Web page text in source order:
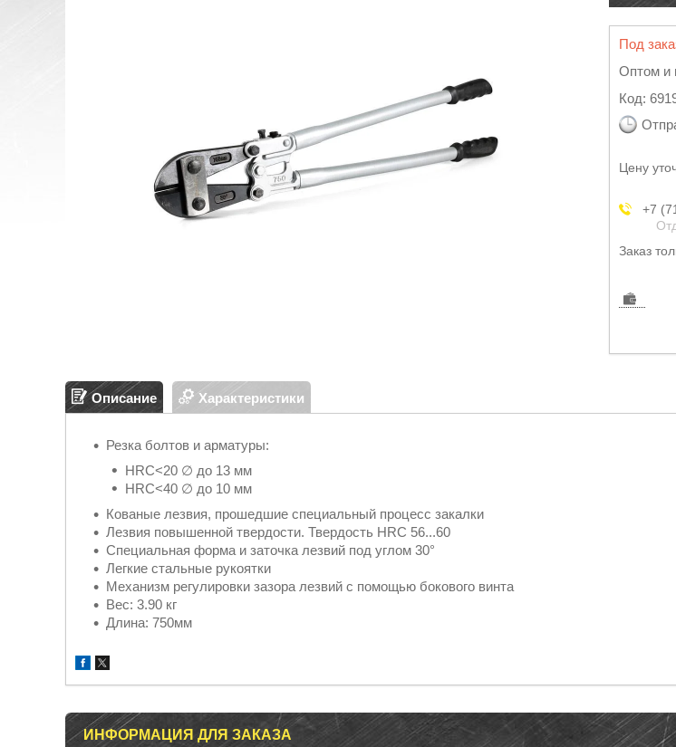
Под
Оптом и
Код:
Цену
+7
Заказ
Описание Характеристики
Резка болтов и арматуры:
HRC<20 ∅ до 13 мм
HRC<40 ∅ до 10 мм
Кованые лезвия, прошедшие специальный процесс закалки
Лезвия повышенной твердости. Твердость HRC 56...60
Специальная форма и заточка лезвий под углом 30°
Легкие стальные рукоятки
Механизм регулировки зазора лезвий с помощью бокового винта
Вес: 3.90 кг
Длина: 750мм
ИНФОРМАЦИЯ ДЛЯ ЗАКАЗА